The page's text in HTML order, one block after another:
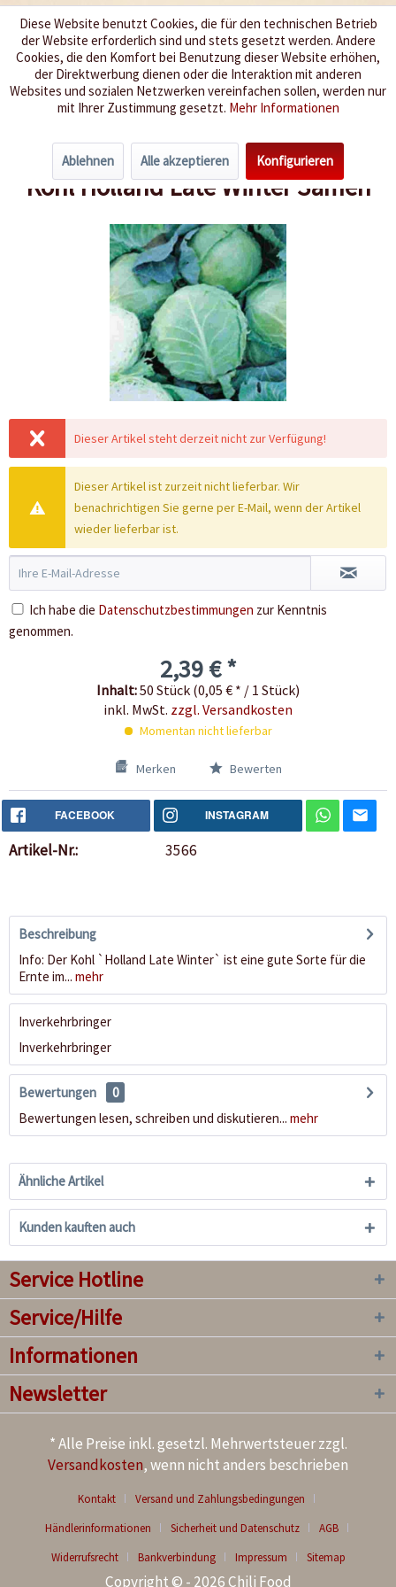
Wir würzen Ihr Leben
Menü
Übersicht Kohl
Kohl Holland Late Winter Samen
Dieser Artikel steht derzeit nicht zur Verfügung!
Dieser Artikel ist zurzeit nicht lieferbar. Wir
benachrichtigen Sie gerne per E-Mail, wenn der Artikel
wieder lieferbar ist.
Ich habe die Datenschutzbestimmungen zur Kenntnis
genommen.
2,39 € *
Inhalt:50 Stück (0,05 € * / 1 Stück)
inkl. MwSt. zzgl. Versandkosten
Momentan nicht lieferbar
Merken Bewerten
FACEBOOK INSTAGRAM
Artikel-Nr.: 3566
Beschreibung
Info: Der Kohl `Holland Late Winter` ist eine gute Sorte für die
Ernte im... mehr
Inverkehrbringer
Inverkehrbringer
Bewertungen
0
Bewertungen lesen, schreiben und diskutieren... mehr
Ähnliche Artikel
Kunden kauften auch
Service Hotline
Service/Hilfe
Informationen
Newsletter
* Alle Preise inkl. gesetzl. Mehrwertsteuer zzgl.
Versandkosten, wenn nicht anders beschrieben
Kontakt
Versand und Zahlungsbedingungen
Händlerinformationen
Sicherheit und Datenschutz
AGB
Widerrufsrecht
Bankverbindung Impressum Sitemap
Copyright © - 2026 Chili Food
Diese Website benutzt Cookies, die für den technischen Betrieb
der Website erforderlich sind und stets gesetzt werden. Andere
Cookies, die den Komfort bei Benutzung dieser Website erhöhen,
der Direktwerbung dienen oder die Interaktion mit anderen
Websites und sozialen Netzwerken vereinfachen sollen, werden nur
mit Ihrer Zustimmung gesetzt. Mehr Informationen
Ablehnen Alle akzeptieren Konfigurieren